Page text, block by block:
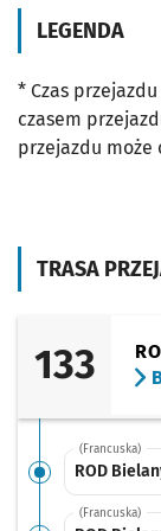
TRASA
133
(Francuska)
ROD
(Francuska)
LEGENDA
* Czas
czasem
przejazdu